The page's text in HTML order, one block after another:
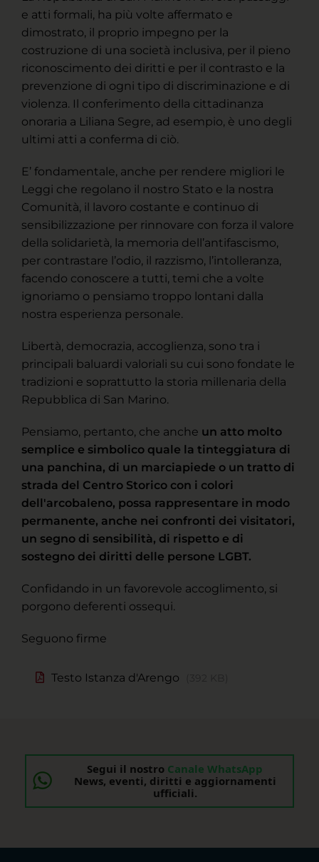
e atti formali, ha più volte affermato e
dimostrato, il proprio impegno per la
costruzione di una società inclusiva, per il pieno
riconoscimento dei diritti e per il contrasto e la
prevenzione di ogni tipo di discriminazione e di
violenza. Il conferimento della cittadinanza
onoraria a Liliana Segre, ad esempio, è uno degli
ultimi atti a conferma di ciò.
E’ fondamentale, anche per rendere migliori le
Leggi che regolano il nostro Stato e la nostra
Comunità, il lavoro costante e continuo di
sensibilizzazione per rinnovare con forza il valore
della solidarietà, la memoria dell’antifascismo,
per contrastare l’odio, il razzismo, l’intolleranza,
facendo conoscere a tutti, temi che a volte
ignoriamo o pensiamo troppo lontani dalla
nostra esperienza personale.
Libertà, democrazia, accoglienza, sono tra i
principali baluardi valoriali su cui sono fondate le
tradizioni e soprattutto la storia millenaria della
Repubblica di San Marino.
Pensiamo, pertanto, che anche un atto molto
semplice e simbolico quale la tinteggiatura di
una panchina, di un marciapiede o un tratto di
strada del Centro Storico con i colori
dell'arcobaleno, possa rappresentare in modo
permanente, anche nei confronti dei visitatori,
un segno di sensibilità, di rispetto e di
sostegno dei diritti delle persone LGBT.
Confidando in un favorevole accoglimento, si
porgono deferenti ossequi.
Seguono firme
Testo Istanza d'Arengo
Segui il nostro Canale WhatsApp
News, eventi, diritti e aggiornamenti
ufficiali.